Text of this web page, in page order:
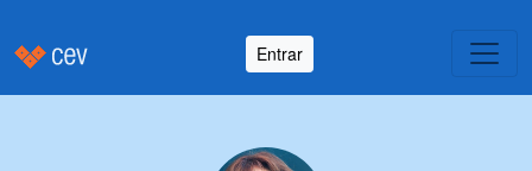
Entrar